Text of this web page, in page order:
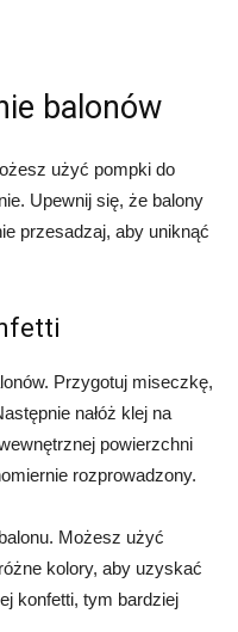
balonów
użyć pompki do
Upewnij się, że balony
przesadzaj, aby uniknąć
Przygotuj miseczkę,
nałóż klej na
powierzchni
rozprowadzony.
Możesz użyć
kolory, aby uzyskać
konfetti, tym bardziej